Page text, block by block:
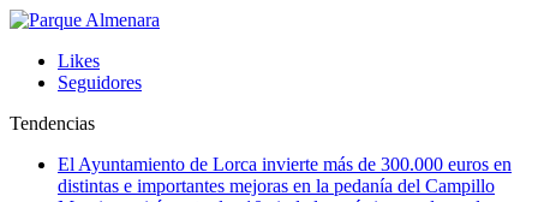
Likes
Seguidores
Tendencias
El Ayuntamiento de Lorca invierte más de 300.000 euros en
distintas e importantes mejoras en la pedanía del Campillo